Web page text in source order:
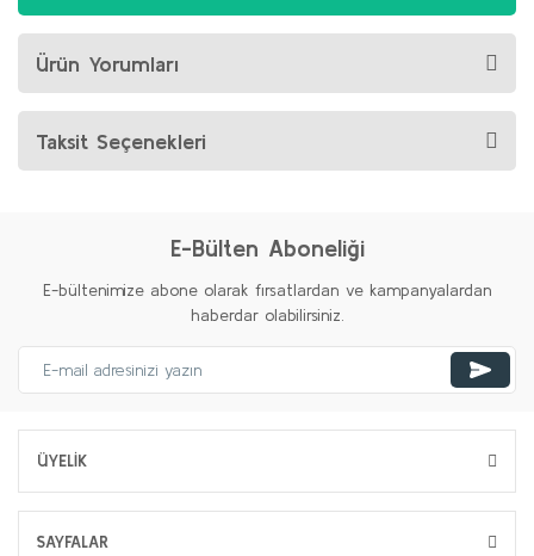
Ürün Yorumları
Taksit Seçenekleri
E-Bülten Aboneliği
E-bültenimize abone olarak fırsatlardan ve kampanyalardan
haberdar olabilirsiniz.
ÜYELİK
SAYFALAR